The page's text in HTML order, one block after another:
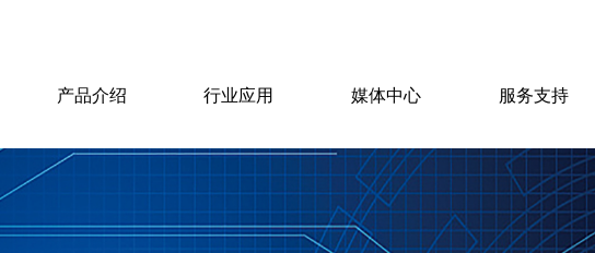
产品介绍 行业应用 媒体中心 服务支持